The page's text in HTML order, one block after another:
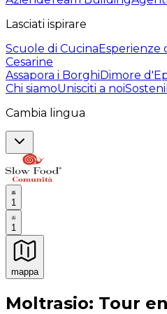
Lasciati ispirare
Scuole di CucinaEsperienze
Cesarine
Assapora i BorghiDimore
Chi siamoUnisciti a noi
Cambia lingua
1
1
mappa
Esperienze culinarie
Moltrasio: Tour